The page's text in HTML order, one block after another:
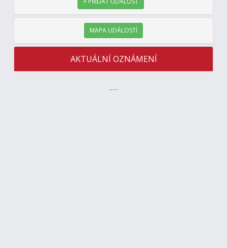
MAPA UDÁLOSTÍ
AKTUÁLNÍ OZNÁMENÍ
---